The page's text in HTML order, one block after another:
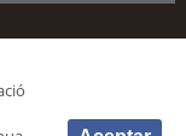
Síguenos